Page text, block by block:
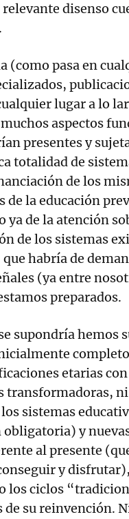
relevante disenso
(como pasa en
lugar a lo
aspectos
presentes y
totalidad de
de los
de la educación
ya de la atención
de los sistemas
habría de
(ya entre
preparados.
supondría hemos
etarias
transformadoras,
sistemas
obligatoria) y
al presente
y
los ciclos
de su reinvención.